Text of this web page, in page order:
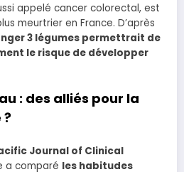
appelé cancer colorectal, est
meurtrier en France. D’après
3 légumes permettrait de
le risque de développer
: des alliés pour la
Journal of Clinical
a comparé les habitudes